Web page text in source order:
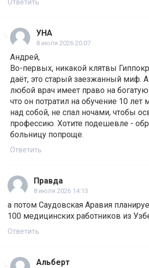
Ответить
УНА
8 июля 2026 20:07
Андрей,
Во-первых, никакой клятвы
даёт, это старый заезжанный миф.
любой врач имеет право на
что он потратил на обучение 10 лет
над собой, не спал ночами, чтобы
профессию. Хотите подешевле -
больницу попроще.
Ответить
Правда
8 июля 2026 14:13
а потом Саудовская Аравия
100 медицинских работников из
Ответить
Альберт